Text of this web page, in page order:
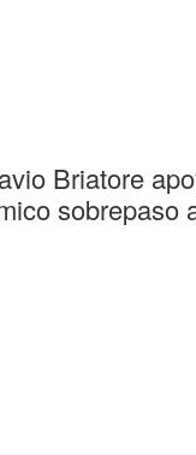
Briatore
sobrepaso